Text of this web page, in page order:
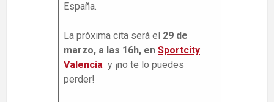
España.
La próxima cita será el 29 de
marzo, a las 16h, en Sportcity
Valencia y ¡no te lo puedes
perder!